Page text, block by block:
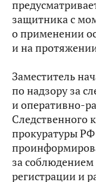
защитника с
о применении
и на
Заместитель
по надзору за
и оперативно-
Следственного
прокуратуры РФ
за соблюдением
регистрации и